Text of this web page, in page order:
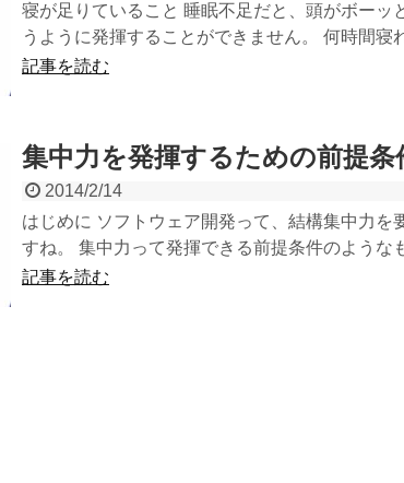
寝が足りていること 睡眠不足だと、頭がボーッ
うように発揮することができません。 何時間寝
記事を読む
集中力を発揮するための前提条
2014/2/14
はじめに ソフトウェア開発って、結構集中力を
すね。 集中力って発揮できる前提条件のような
記事を読む